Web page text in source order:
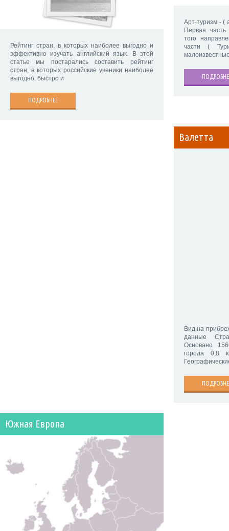
Рейтинг стран, в которых наиболее выгодно и
эффективно изучать английский язык. В этой
статье мы постарались составить рейтинг
стран, в которых российские ученики наиболее
выгодно, быстро и
ПОДРОБНЕЕ
Арт-туризм - (
Первая часть
того
части (
Валетта
Вид на
данные
Основано
города 0,8
Южная Европа